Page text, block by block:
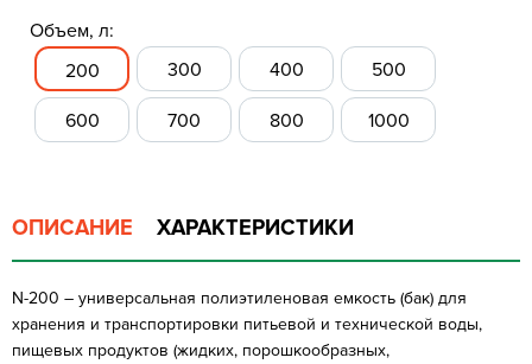
Объем, л:
200
300 400 500
600 700 800 1000
ОПИСАНИЕ ХАРАКТЕРИСТИКИ
N-200 – универсальная полиэтиленовая емкость (бак) для
хранения и транспортировки питьевой и технической воды,
пищевых продуктов (жидких, порошкообразных,